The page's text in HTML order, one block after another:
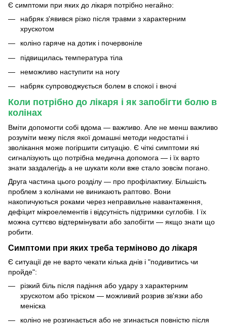
Є симптоми при яких до лікаря потрібно негайно:
набряк з'явився різко після травми з характерним
хрускотом
коліно гаряче на дотик і почервоніле
підвищилась температура тіла
неможливо наступити на ногу
набряк супроводжується болем в спокої і вночі
Коли потрібно до лікаря і як запобігти болю в
колінах
Вміти допомогти собі вдома — важливо. Але не менш важливо
розуміти межу після якої домашні методи недостатні і
зволікання може погіршити ситуацію. Є чіткі симптоми які
сигналізують що потрібна медична допомога — і їх варто
знати заздалегідь а не шукати коли вже стало зовсім погано.
Друга частина цього розділу — про профілактику. Більшість
проблем з колінами не виникають раптово. Вони
накопичуються роками через неправильне навантаження,
дефіцит мікроелементів і відсутність підтримки суглобів. І їх
можна суттєво відтермінувати або запобігти — якщо знати що
робити.
Симптоми при яких треба терміново до лікаря
Є ситуації де не варто чекати кілька днів і "подивитись чи
пройде":
різкий біль після падіння або удару з характерним
хрускотом або тріском — можливий розрив зв'язки або
меніска
коліно не розгинається або не згинається повністю після